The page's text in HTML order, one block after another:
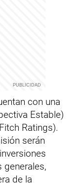
con una
Estable)
Ratings).
serán
generales,
de la